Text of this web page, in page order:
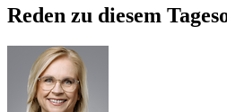
Reden zu diesem